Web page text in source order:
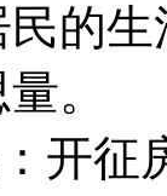
的
。
开征